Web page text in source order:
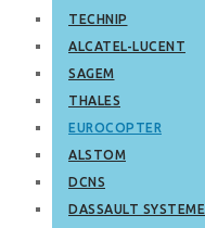
TECHNIP
ALCATEL-LUCENT
SAGEM
THALES
EUROCOPTER
ALSTOM
DCNS
DASSAULT SYSTEME